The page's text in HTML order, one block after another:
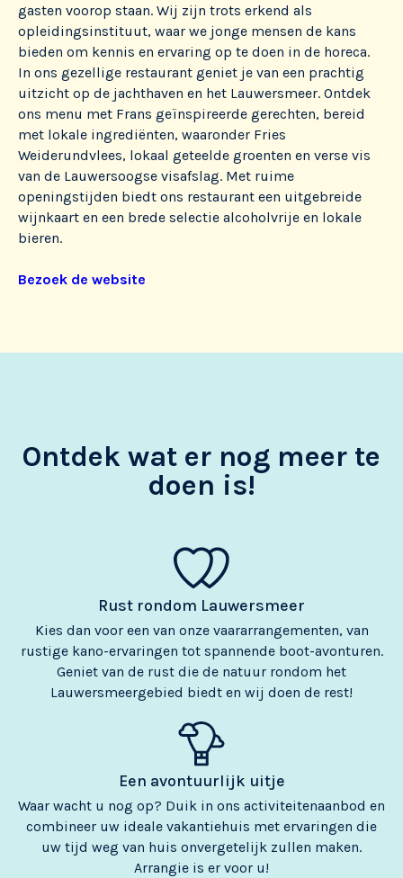
gasten voorop staan. Wij zijn trots erkend als
opleidingsinstituut, waar we jonge mensen de kans
bieden om kennis en ervaring op te doen in de horeca.
In ons gezellige restaurant geniet je van een prachtig
uitzicht op de jachthaven en het Lauwersmeer. Ontdek
ons menu met Frans geïnspireerde gerechten, bereid
met lokale ingrediënten, waaronder Fries
Weiderundvlees, lokaal geteelde groenten en verse vis
van de Lauwersoogse visafslag. Met ruime
openingstijden biedt ons restaurant een uitgebreide
wijnkaart en een brede selectie alcoholvrije en lokale
bieren.
Bezoek de website
Ontdek wat er nog meer te
doen is!
Rust rondom Lauwersmeer
Kies dan voor een van onze vaararrangementen, van
rustige kano-ervaringen tot spannende boot-avonturen.
Geniet van de rust die de natuur rondom het
Lauwersmeergebied biedt en wij doen de rest!
Een avontuurlijk uitje
Waar wacht u nog op? Duik in ons activiteitenaanbod en
combineer uw ideale vakantiehuis met ervaringen die
uw tijd weg van huis onvergetelijk zullen maken.
Arrangie is er voor u!